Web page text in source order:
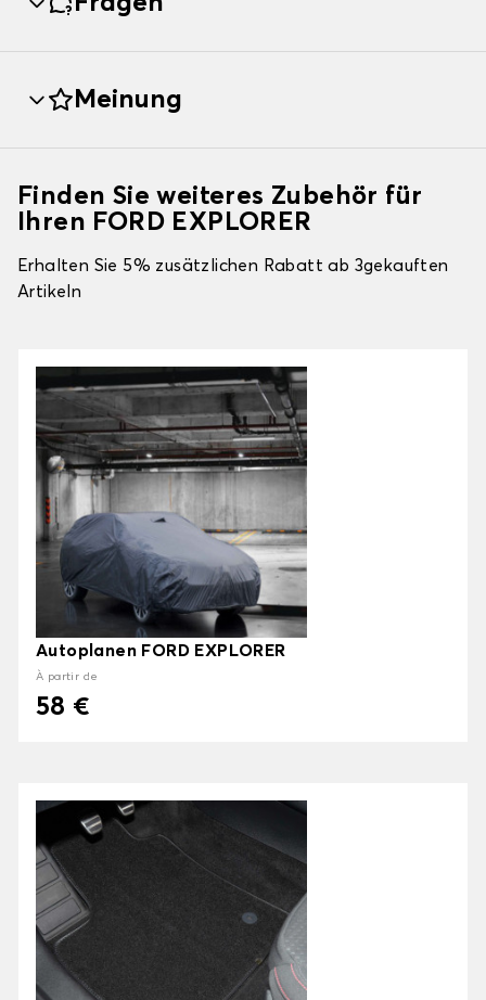
Meinung
Finden Sie weiteres Zubehör für
Ihren FORD EXPLORER
Erhalten Sie 5% zusätzlichen Rabatt ab 3gekauften
Artikeln
Autoplanen FORD EXPLORER
À partir de
58 €